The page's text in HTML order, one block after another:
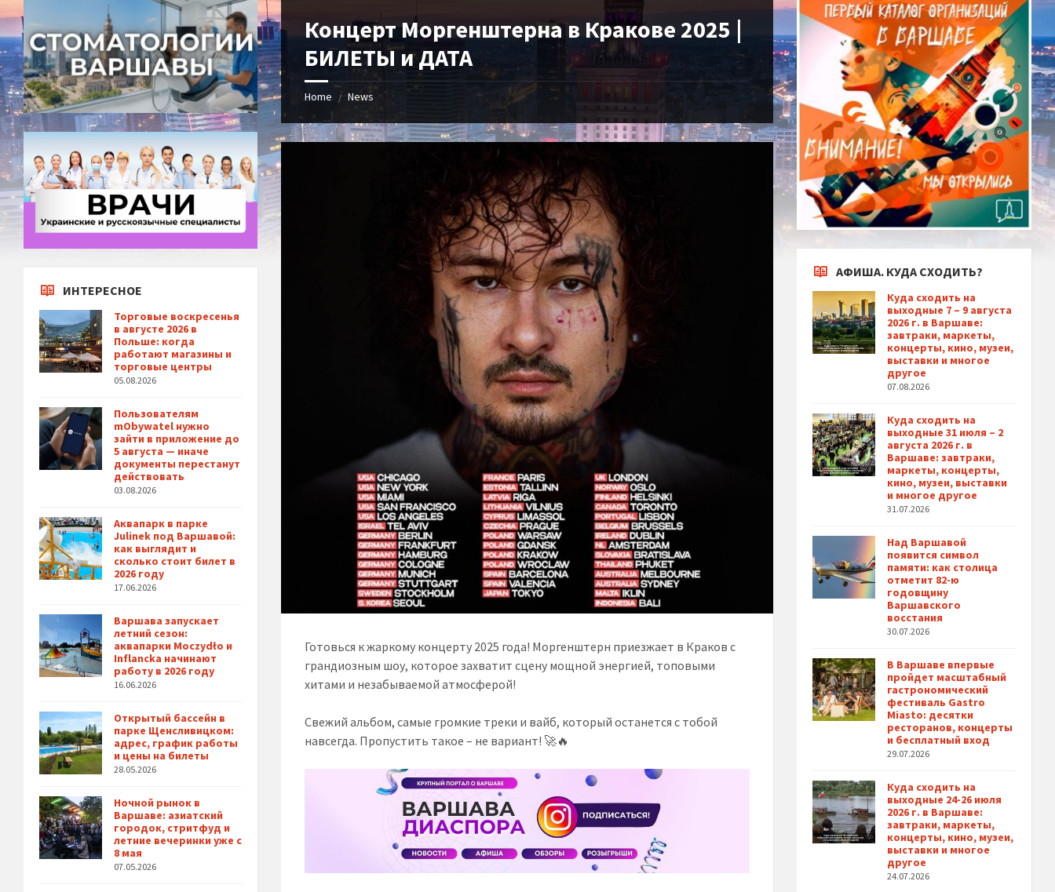
Концерт Моргенштерна в Кракове 2025 |
БИЛЕТЫ и ДАТА
Home / News
Готовься к жаркому концерту 2025 года! Моргенштерн приезжает в Краков с
грандиозным шоу, которое захватит сцену мощной энергией, топовыми
хитами и незабываемой атмосферой!
Свежий альбом, самые громкие треки и вайб, который останется с тобой
навсегда. Пропустить такое – не вариант! 🚀🔥
ИНТЕРЕСНОЕ
Торговые воскресенья
в августе 2026 в
Польше: когда
работают магазины и
торговые центры
05.08.2026
Пользователям
mObywatel нужно
зайти в приложение до
5 августа — иначе
документы перестанут
действовать
03.08.2026
Аквапарк в парке
Julinek под Варшавой:
как выглядит и
сколько стоит билет в
2026 году
17.06.2026
Варшава запускает
летний сезон:
аквапарки Moczydło и
Inflancka начинают
работу в 2026 году
16.06.2026
Открытый бассейн в
парке Щенсливицком:
адрес, график работы
и цены на билеты
28.05.2026
Ночной рынок в
Варшаве: азиатский
городок, стритфуд и
летние вечеринки уже с
8 мая
07.05.2026
АФИША. КУДА СХОДИТЬ?
Куда сходить на
выходные 7 – 9 августа
2026 г. в Варшаве:
завтраки, маркеты,
концерты, кино, музеи,
выставки и многое
другое
07.08.2026
Куда сходить на
выходные 31 июля – 2
августа 2026 г. в
Варшаве: завтраки,
маркеты, концерты,
кино, музеи, выставки
и многое другое
31.07.2026
Над Варшавой
появится символ
памяти: как столица
отметит 82-ю
годовщину
Варшавского
восстания
30.07.2026
В Варшаве впервые
пройдет масштабный
гастрономический
фестиваль Gastro
Miasto: десятки
ресторанов, концерты
и бесплатный вход
29.07.2026
Куда сходить на
выходные 24-26 июля
2026 г. в Варшаве:
завтраки, маркеты,
концерты, кино, музеи,
выставки и многое
другое
24.07.2026